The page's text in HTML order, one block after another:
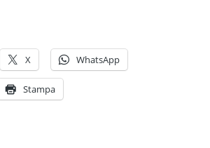
X WhatsApp
Stampa